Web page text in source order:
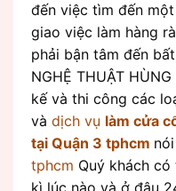
đến việc tìm đến
giao việc làm hàng
phải bận tâm đến
NGHỆ THUẬT
kế và thi công các
và dịch vụ làm cửa
tại Quận 3 tphcm
tphcm Quý khách
kì lúc nào và ở đâu